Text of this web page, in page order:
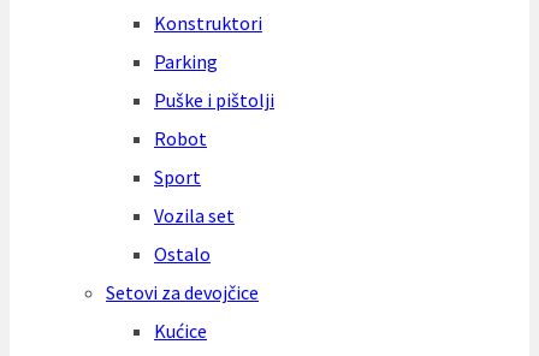
Konstruktori
Parking
Puške i pištolji
Robot
Sport
Vozila set
Ostalo
Setovi za devojčice
Kućice